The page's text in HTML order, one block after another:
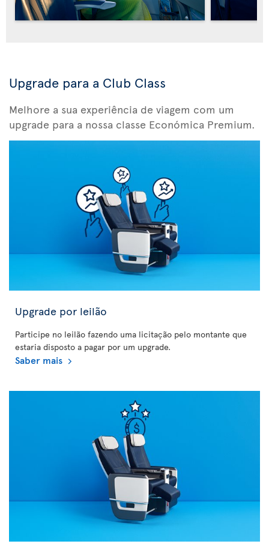
Upgrade para a Club Class
Melhore a sua experiência de viagem com um
upgrade para a nossa classe Económica Premium.
Upgrade por leilão
Participe no leilão fazendo uma licitação pelo montante que
estaria disposto a pagar por um upgrade.
Saber mais